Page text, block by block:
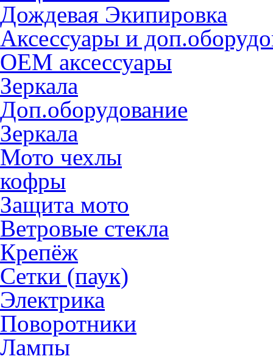
Дождевая Экипировка
Аксессуары и
OEM аксессуары
Зеркала
Доп.оборудование
Зеркала
Мото чехлы
кофры
Защита мото
Ветровые стекла
Крепёж
Сетки (паук)
Электрика
Поворотники
Лампы